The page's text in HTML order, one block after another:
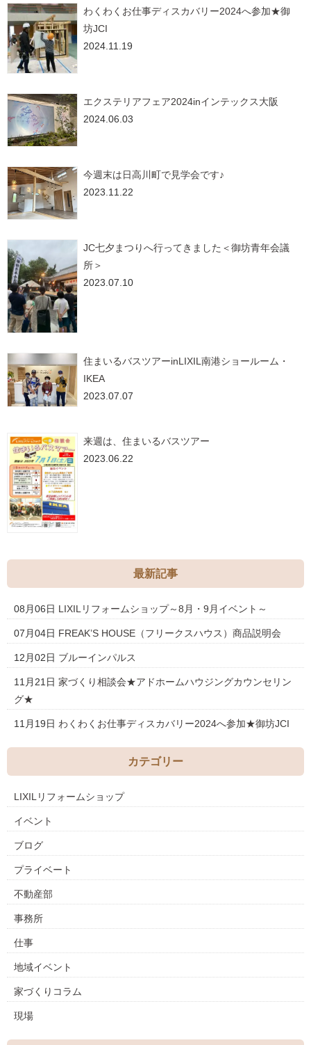
わくわくお仕事ディスカバリー2024へ参加★御
坊JCI
2024.11.19
エクステリアフェア2024inインテックス大阪
2024.06.03
今週末は日高川町で見学会です♪
2023.11.22
JC七夕まつりへ行ってきました＜御坊青年会議
所＞
2023.07.10
住まいるバスツアーinLIXIL南港ショールーム・
IKEA
2023.07.07
来週は、住まいるバスツアー
2023.06.22
最新記事
08月06日 LIXILリフォームショップ～8月・9月イベント～
07月04日 FREAK’S HOUSE（フリークスハウス）商品説明会
12月02日 ブルーインパルス
11月21日 家づくり相談会★アドホームハウジングカウンセリン
グ★
11月19日 わくわくお仕事ディスカバリー2024へ参加★御坊JCI
カテゴリー
LIXILリフォームショップ
イベント
ブログ
プライベート
不動産部
事務所
仕事
地域イベント
家づくりコラム
現場